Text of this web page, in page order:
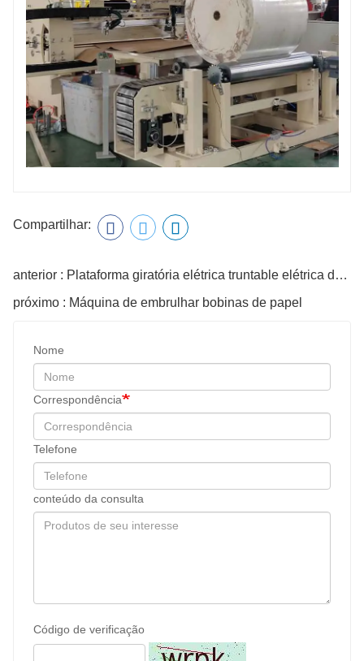
Compartilhar:
anterior : Plataforma giratória elétrica truntable elétrica de carretel de papel com corrente V-Slat
próximo : Máquina de embrulhar bobinas de papel
Nome
Correspondência
Telefone
conteúdo da consulta
Código de verificação